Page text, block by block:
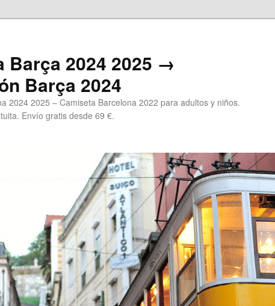
Barça 2024 2025 →
Barça 2024
2024 2025 – Camiseta Barcelona 2022 para adultos y niños.
Envío gratis desde 69 €.